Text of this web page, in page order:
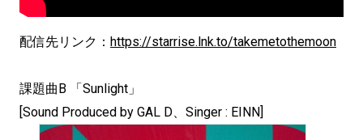
配信先リンク： https://starrise.lnk.to/takemetothemoon
課題曲B 「Sunlight」
[Sound Produced by GAL D、Singer : EINN]